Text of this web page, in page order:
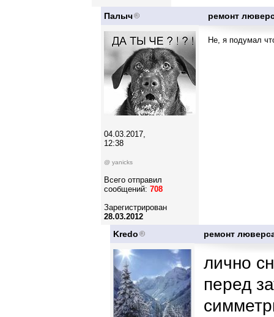
Палыч ремонт
04.03.2017,
12:38
@ yanicks
Всего отправил
сообщений: 708
Зарегистрирован
28.03.2012
Не, я подумал
Kredo ремонт
лично
перед